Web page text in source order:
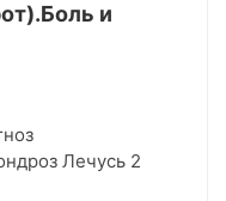
и
Лечусь 2